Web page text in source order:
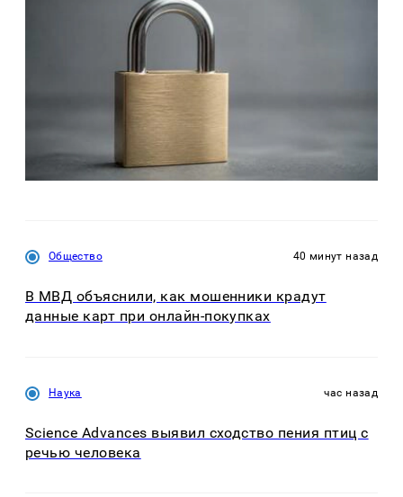
Общество 40 минут назад
В МВД объяснили, как мошенники крадут
данные карт при онлайн-покупках
Наука час назад
Science Advances выявил сходство пения птиц с
речью человека